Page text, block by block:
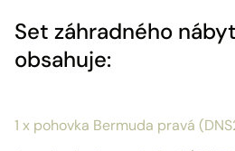
Set záhradného
obsahuje:
1 x pohovka Bermuda pravá